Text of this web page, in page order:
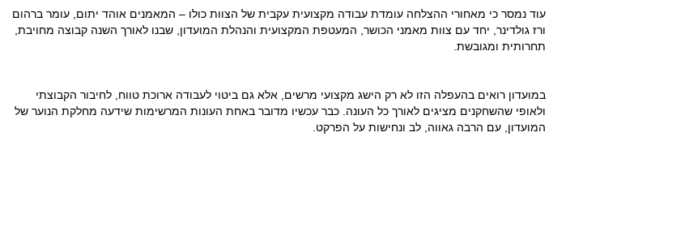
עוד נמסר כי מאחורי ההצלחה עומדת עבודה מקצועית עקבית של הצוות כולו – המאמנים אוהד יתום, עומר ברהום
ורז גולדינר, יחד עם צוות מאמני הכושר, המעטפת המקצועית והנהלת המועדון, שבנו לאורך השנה קבוצה מחויבת,
תחרותית ומגובשת.
במועדון רואים בהעפלה הזו לא רק הישג מקצועי מרשים, אלא גם ביטוי לעבודה ארוכת טווח, לחיבור הקבוצתי
ולאופי שהשחקנים מציגים לאורך כל העונה. כבר עכשיו מדובר באחת העונות המרשימות שידעה מחלקת הנוער של
המועדון, עם הרבה גאווה, לב ונחישות על הפרקט.